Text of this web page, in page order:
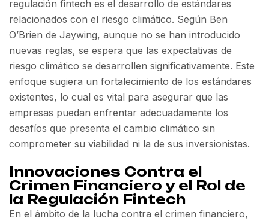
regulación fintech es el desarrollo de estándares
relacionados con el riesgo climático. Según Ben
O’Brien de Jaywing, aunque no se han introducido
nuevas reglas, se espera que las expectativas de
riesgo climático se desarrollen significativamente. Este
enfoque sugiera un fortalecimiento de los estándares
existentes, lo cual es vital para asegurar que las
empresas puedan enfrentar adecuadamente los
desafíos que presenta el cambio climático sin
comprometer su viabilidad ni la de sus inversionistas.
Innovaciones Contra el
Crimen Financiero y el Rol de
la Regulación Fintech
En el ámbito de la lucha contra el crimen financiero,